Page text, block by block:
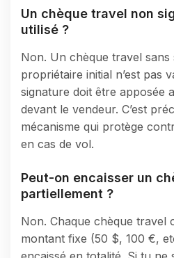
Un chèque travel non
utilisé ?
Non. Un chèque travel sans
propriétaire initial n’est pas
signature doit être apposée
devant le vendeur. C’est
mécanisme qui protège
en cas de vol.
Peut-on encaisser un
partiellement ?
Non. Chaque chèque travel
montant fixe (50 $, 100 €,